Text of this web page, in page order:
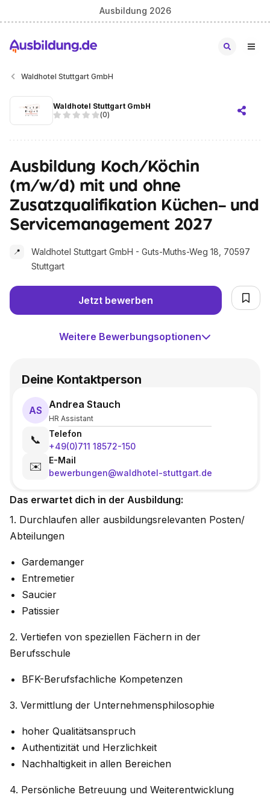
Ausbildung 2026
Waldhotel Stuttgart GmbH
Waldhotel Stuttgart GmbH
(0)
Ausbildung Koch/Köchin
(m/w/d) mit und ohne
Zusatzqualifikation Küchen- und
Servicemanagement 2027
📍
Waldhotel Stuttgart GmbH - Guts-Muths-Weg 18, 70597
Stuttgart
Jetzt bewerben
Weitere Bewerbungsoptionen
Das erwartet dich in der Ausbildung:
1. Durchlaufen aller ausbildungsrelevanten Posten/
Abteilungen
Gardemanger
Entremetier
Saucier
Patissier
2. Vertiefen von speziellen Fächern in der
Berufsschule
BFK-Berufsfachliche Kompetenzen
3. Vermittlung der Unternehmensphilosophie
hoher Qualitätsanspruch
Authentizität und Herzlichkeit
Nachhaltigkeit in allen Bereichen
4. Persönliche Betreuung und Weiterentwicklung
Deine Kontaktperson
AS Andrea Stauch
HR Assistant
📞
Telefon
+49(0)711 18572-150
✉️
E-Mail
bewerbungen@waldhotel-stuttgart.de